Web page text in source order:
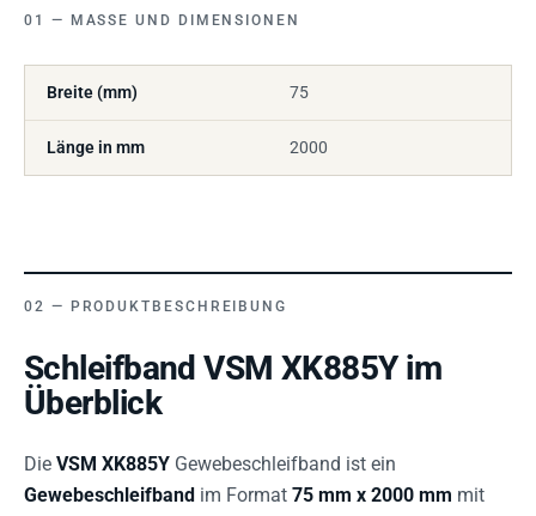
MASSE UND DIMENSIONEN
Breite (mm) 75
Länge in mm 2000
PRODUKTBESCHREIBUNG
Schleifband VSM XK885Y im
Überblick
Die VSM XK885Y Gewebeschleifband ist ein
Gewebeschleifband im Format 75 mm x 2000 mm mit